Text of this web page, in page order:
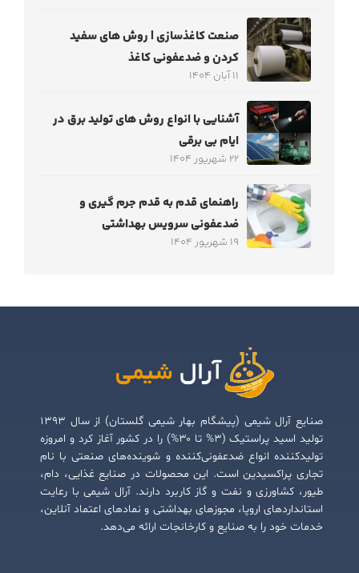
صنعت کاغذسازی | روش های سفید
کردن و ضدعفونی کاغذ
11 آبان 1404
آشنایی با انواع روش های تولید برق در
ایام بی برقی
22 شهریور 1404
راهنمای قدم به قدم جرم‌ گیری و
ضدعفونی سرویس بهداشتی
19 شهریور 1404
صنایع آرال شیمی (پیشگام بهار شیمی گلستان) از سال ۱۳۹۳
تولید اسید پراستیک (۳% تا ۳۰%) را در کشور آغاز کرد و امروزه
تولیدکننده انواع ضدعفونی‌کننده و شوینده‌های صنعتی با نام
تجاری پراکسیدین است. این محصولات در صنایع غذایی، دام،
طیور، کشاورزی و نفت و گاز کاربرد دارند. آرال شیمی با رعایت
استانداردهای اروپا، مجوزهای بهداشتی و نمادهای اعتماد آنلاین،
خدمات خود را به صنایع و کارخانجات ارائه می‌دهد.